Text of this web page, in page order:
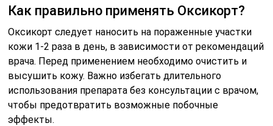
Как правильно применять Оксикорт?
Оксикорт следует наносить на пораженные участки
кожи 1-2 раза в день, в зависимости от рекомендаций
врача. Перед применением необходимо очистить и
высушить кожу. Важно избегать длительного
использования препарата без консультации с врачом,
чтобы предотвратить возможные побочные
эффекты.